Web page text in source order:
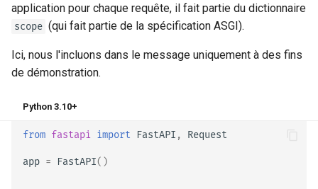
application pour chaque requête, il fait partie du dictionnaire
scope (qui fait partie de la spécification ASGI).
Ici, nous l'incluons dans le message uniquement à des fins
de démonstration.
Python 3.10+
from fastapi import FastAPI , Request
app = FastAPI()